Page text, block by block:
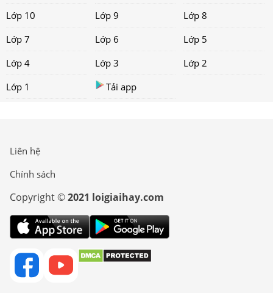
Lớp 10
Lớp 9
Lớp 8
Lớp 7
Lớp 6
Lớp 5
Lớp 4
Lớp 3
Lớp 2
Lớp 1
Tải app
Liên hệ
Chính sách
Copyright ©2021 loigiaihay.com